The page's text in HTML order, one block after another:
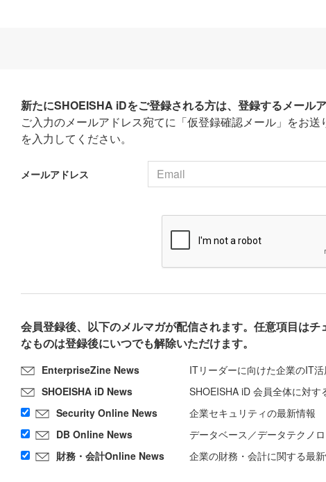
新たにSHOEISHA iDをご登録される方は、登録するメール
ご入力のメールアドレス宛てに「仮登録確認メール」をお
を入力してください。
メールアドレス
会員登録後、以下のメルマガが配信されます。任意項目は
なものは登録後にいつでも解除いただけます。
EnterpriseZine News
ITリーダーに向けた企業のIT
SHOEISHA iD News
SHOEISHA iD 会員全体に対す
Security Online News
企業セキュリティの最新情報
DB Online News
データベース／データテクノ
財務・会計Online News
企業の財務・会計に関する最